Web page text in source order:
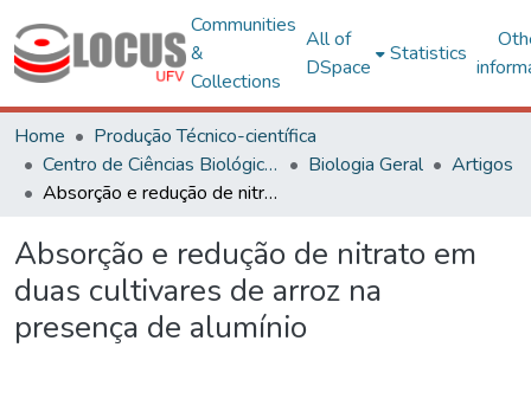
Communities
&
Collections
All of
DSpace
Statistics
Home
Produção Técnico-científica
Centro de Ciências Biológicas e da Saúde
Biologia Geral
Artigos
Absorção e redução de nitrato em duas cultivares de arroz na presença de alumínio
Absorção e redução de nitrato em
duas cultivares de arroz na
presença de alumínio